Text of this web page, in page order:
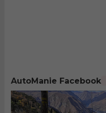
AutoManie Facebook